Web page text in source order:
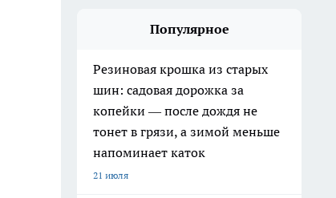
Популярное
Резиновая крошка из старых
шин: садовая дорожка за
копейки — после дождя не
тонет в грязи, а зимой меньше
напоминает каток
21 июля